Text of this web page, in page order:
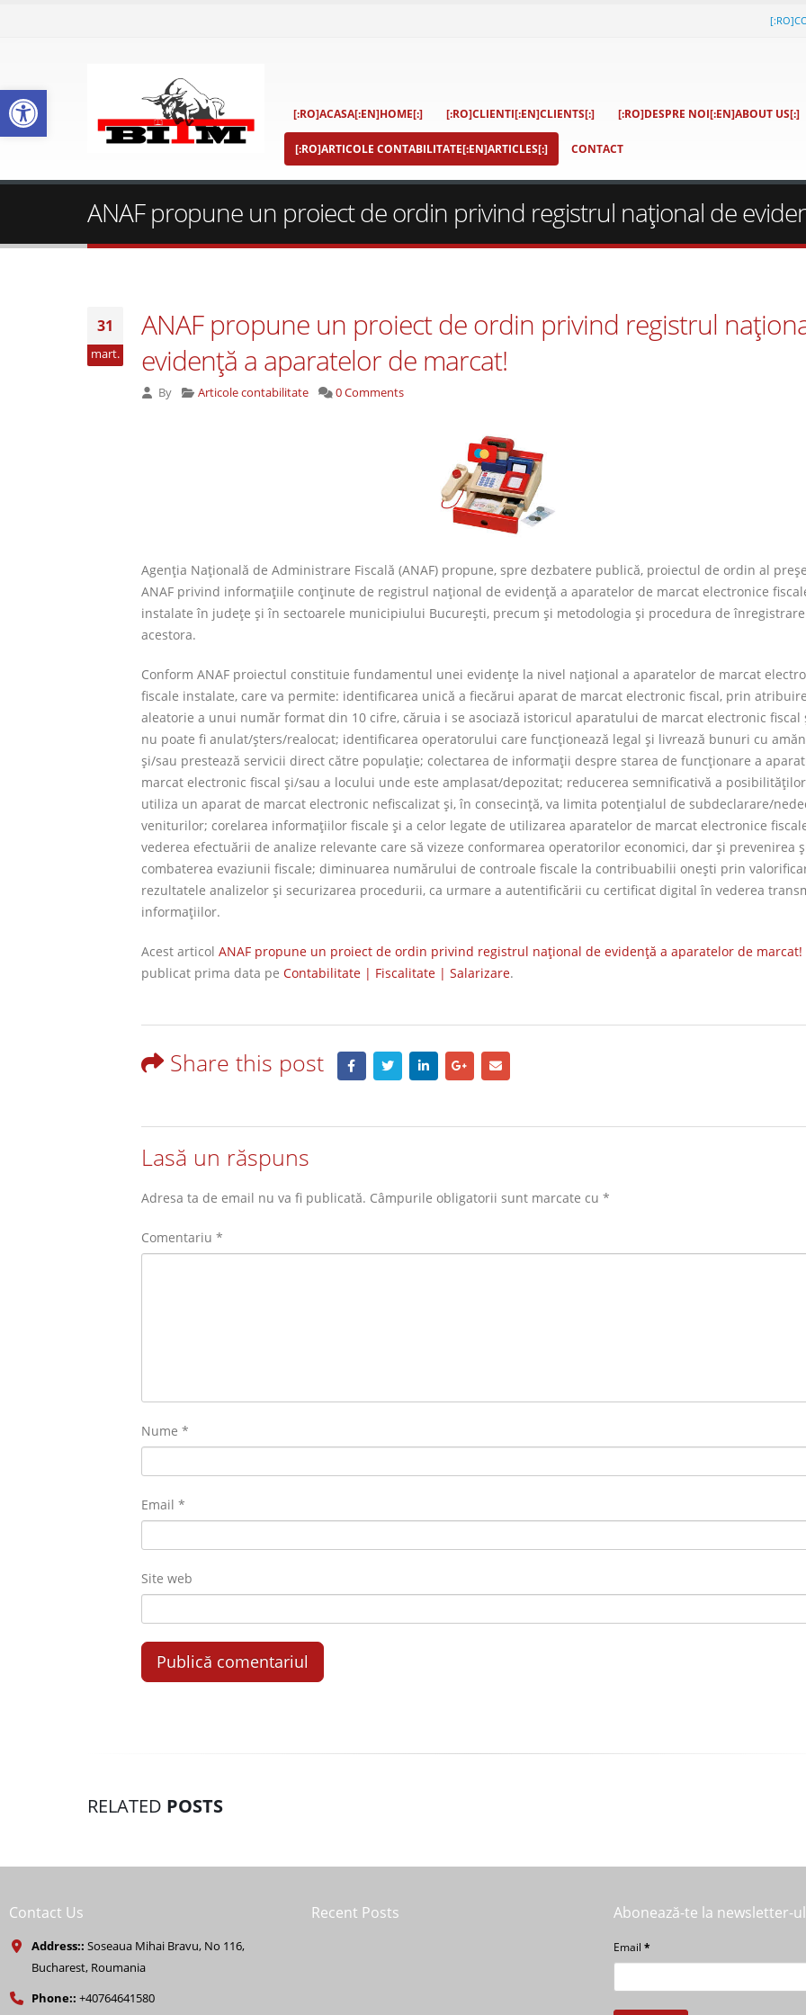
[:RO]ACASA[:EN]HOME[:] [:RO]CLIENTI[:EN]CLIENTS[:] [:RO]DESPRE NOI[:EN]ABOUT US[:]
[:RO]ARTICOLE CONTABILITATE[:EN]ARTICLES[:] CONTACT
ANAF propune un proiect de ordin privind registrul naţional de
31
mart.
ANAF propune un proiect de ordin privind registrul
evidenţă a aparatelor de marcat!
By Articole contabilitate 0 Comments
Agenţia Naţională de Administrare Fiscală (ANAF) propune, spre dezbatere publică, proiectul de ordin al
ANAF privind informaţiile conţinute de registrul naţional de evidenţă a aparatelor de marcat electronice
instalate în judeţe şi în sectoarele municipiului Bucureşti, precum şi metodologia şi procedura de
acestora.
Conform ANAF proiectul constituie fundamentul unei evidenţe la nivel naţional a aparatelor de marcat
fiscale instalate, care va permite: identificarea unică a fiecărui aparat de marcat electronic fiscal, prin
aleatorie a unui număr format din 10 cifre, căruia i se asociază istoricul aparatului de marcat electronic fiscal
nu poate fi anulat/şters/realocat; identificarea operatorului care funcţionează legal şi livrează bunuri cu
şi/sau prestează servicii direct către populaţie; colectarea de informaţii despre starea de funcţionare a
marcat electronic fiscal şi/sau a locului unde este amplasat/depozitat; reducerea semnificativă a
utiliza un aparat de marcat electronic nefiscalizat şi, în consecinţă, va limita potenţialul de subdeclarare/
veniturilor; corelarea informaţiilor fiscale şi a celor legate de utilizarea aparatelor de marcat electronice
vederea efectuării de analize relevante care să vizeze conformarea operatorilor economici, dar şi prevenirea
combaterea evaziunii fiscale; diminuarea numărului de controale fiscale la contribuabilii oneşti prin
rezultatele analizelor şi securizarea procedurii, ca urmare a autentificării cu certificat digital în vederea
informaţiilor.
Acest articol ANAF propune un proiect de ordin privind registrul naţional de evidenţă a aparatelor de marcat!
publicat prima data pe Contabilitate | Fiscalitate | Salarizare.
Share this post
Lasă un răspuns
Adresa ta de email nu va fi publicată. Câmpurile obligatorii sunt marcate cu *
Comentariu *
Nume *
Email *
Site web
RELATED POSTS
Contact Us
Address:: Soseaua Mihai Bravu, No 116,
Bucharest, Roumania
Phone:: +40764641580
Recent Posts Abonează-te la newsletter-
Email *
Deschide bara de unelte